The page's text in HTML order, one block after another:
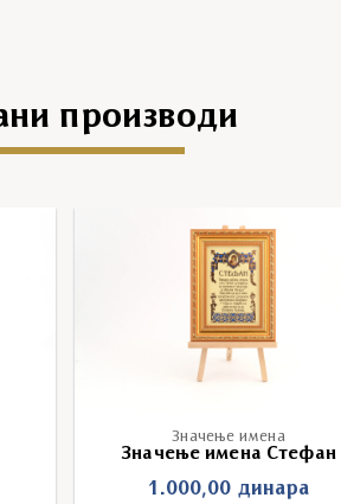
производи
Значење имена
Значење имена Стефан
1.000,00 динара